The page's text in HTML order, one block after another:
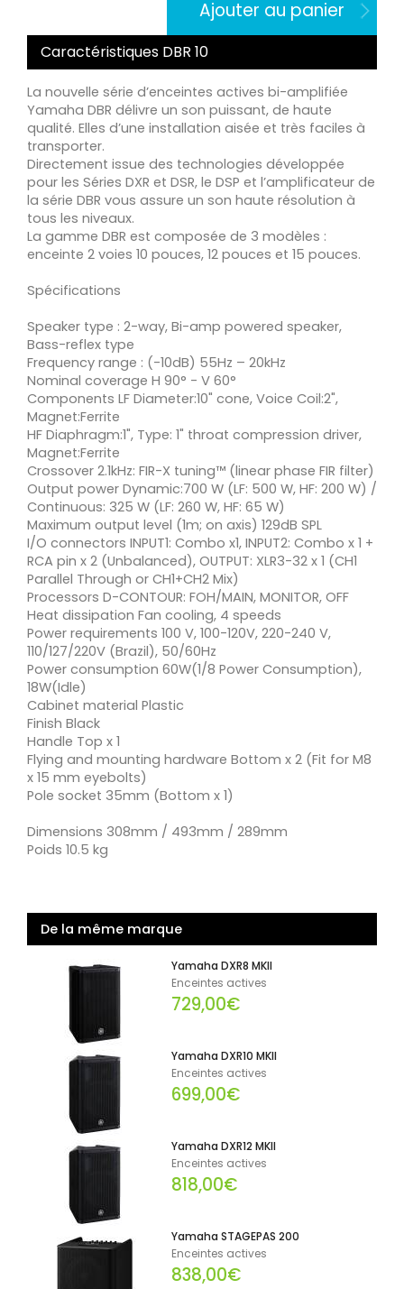
Ajouter au panier
Caractéristiques DBR 10
La nouvelle série d’enceintes actives bi-amplifiée
Yamaha DBR délivre un son puissant, de haute
qualité. Elles d’une installation aisée et très faciles à
transporter.
Directement issue des technologies développée
pour les Séries DXR et DSR, le DSP et l’amplificateur de
la série DBR vous assure un son haute résolution à
tous les niveaux.
La gamme DBR est composée de 3 modèles :
enceinte 2 voies 10 pouces, 12 pouces et 15 pouces.
Spécifications
Speaker type : 2-way, Bi-amp powered speaker,
Bass-reflex type
Frequency range : (-10dB) 55Hz – 20kHz
Nominal coverage H 90° - V 60°
Components LF Diameter:10" cone, Voice Coil:2",
Magnet:Ferrite
HF Diaphragm:1", Type: 1" throat compression driver,
Magnet:Ferrite
Crossover 2.1kHz: FIR-X tuning™ (linear phase FIR filter)
Output power Dynamic:700 W (LF: 500 W, HF: 200 W) /
Continuous: 325 W (LF: 260 W, HF: 65 W)
Maximum output level (1m; on axis) 129dB SPL
I/O connectors INPUT1: Combo x1, INPUT2: Combo x 1 +
RCA pin x 2 (Unbalanced), OUTPUT: XLR3-32 x 1 (CH1
Parallel Through or CH1+CH2 Mix)
Processors D-CONTOUR: FOH/MAIN, MONITOR, OFF
Heat dissipation Fan cooling, 4 speeds
Power requirements 100 V, 100-120V, 220-240 V,
110/127/220V (Brazil), 50/60Hz
Power consumption 60W(1/8 Power Consumption),
18W(Idle)
Cabinet material Plastic
Finish Black
Handle Top x 1
Flying and mounting hardware Bottom x 2 (Fit for M8
x 15 mm eyebolts)
Pole socket 35mm (Bottom x 1)
Dimensions 308mm / 493mm / 289mm
Poids 10.5 kg
De la même marque
Yamaha DXR8 MKII
Enceintes actives
729,00€
Yamaha DXR10 MKII
Enceintes actives
699,00€
Yamaha DXR12 MKII
Enceintes actives
818,00€
Yamaha STAGEPAS 200
Enceintes actives
838,00€